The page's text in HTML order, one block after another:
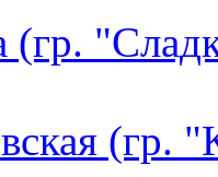
(гр.
(гр.